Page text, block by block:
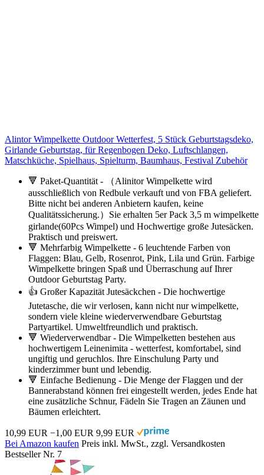
Alintor Wimpelkette Outdoor Wetterfest, 5 Stück Geburtstagsdeko,
Girlande Geburtstag, für Regenbogen Deko, Luftschlangen,
Matschküche, Spielhaus, Spielturm, Baumhaus, Festival Zubehör
🔻 Paket-Quantität - （Alinitor Wimpelkette wird
ausschließlich von Redbule verkauft und von FBA geliefert.
Bitte nicht bei anderen Anbietern kaufen, keine
Qualitätssicherung.）Sie erhalten 5er Pack 3,5 m wimpelkette
girlande(60Pcs Wimpel) und Hochwertige große Jutesäcken.
Praktisch und preiswert.
🔻 Mehrfarbig Wimpelkette - 6 leuchtende Farben von
Flaggen: Blau, Gelb, Rosenrot, Pink, Lila und Grün. Farbige
Wimpelkette bringen Spaß und Überraschung auf Ihrer
Outdoor Geburtstag Party.
👍 Großer Kapazität Jutesäckchen - Die hochwertige
Jutetasche, die wir verlosen, kann nicht nur wimpelkette,
sondern viele kleine wiederverwendbare Geburtstag
Partyartikel. Umweltfreundlich und praktisch.
🔻 Wiederverwendbar - Die Wimpelketten bestehen aus
hochwertigem Leinenimita - wetterfest, komfortabel, sind
ungiftig und geruchlos. Ihre Einschulung Party und
kinderzimmer bunt und lebendig.
🔻 Einfache Bedienung - Die Menge der Flaggen und der
Bannerabstand können frei eingestellt werden, jedes Ende hat
eine zusätzliche Schnur, Fädeln Sie Tragen an Zäunen und
Bäumen erleichtert.
10,99 EUR −1,00 EUR 9,99 EUR
Bei Amazon kaufen Preis inkl. MwSt., zzgl. Versandkosten
Bestseller Nr. 7